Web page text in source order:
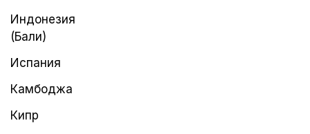
Индонезия
(Бали)
Испания
Камбоджа
Кипр